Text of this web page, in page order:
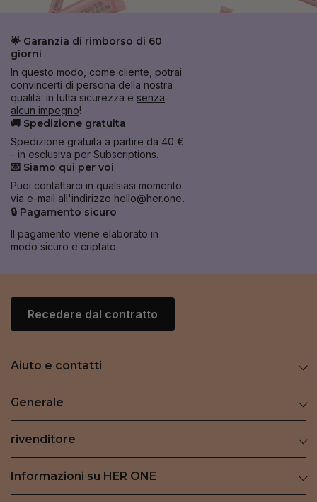
🌟 Garanzia di rimborso di 60
giorni
In questo modo, come cliente, potrai
convincerti di persona della nostra
qualità: in tutta sicurezza e senza
alcun impegno!
🚚 Spedizione gratuita
Spedizione gratuita a partire da 40 €
- in esclusiva per Subscriptions.
💌 Siamo qui per voi
Puoi contattarci in qualsiasi momento
via e-mail all'indirizzo hello@her.one.
🔒 Pagamento sicuro
Il pagamento viene elaborato in
modo sicuro e criptato.
Recedere dal contratto
Aiuto e contatti
Generale
rivenditore
Informazioni su HER ONE